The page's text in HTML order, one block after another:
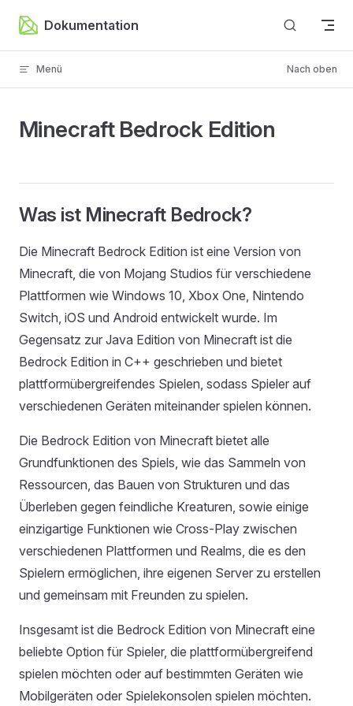
Zum Inhalt springen
Dokumentation
Menü Nach oben
Minecraft Bedrock Edition
Was ist Minecraft Bedrock?
Die Minecraft Bedrock Edition ist eine Version von
Minecraft, die von Mojang Studios für verschiedene
Plattformen wie Windows 10, Xbox One, Nintendo
Switch, iOS und Android entwickelt wurde. Im
Gegensatz zur Java Edition von Minecraft ist die
Bedrock Edition in C++ geschrieben und bietet
plattformübergreifendes Spielen, sodass Spieler auf
verschiedenen Geräten miteinander spielen können.
Die Bedrock Edition von Minecraft bietet alle
Grundfunktionen des Spiels, wie das Sammeln von
Ressourcen, das Bauen von Strukturen und das
Überleben gegen feindliche Kreaturen, sowie einige
einzigartige Funktionen wie Cross-Play zwischen
verschiedenen Plattformen und Realms, die es den
Spielern ermöglichen, ihre eigenen Server zu erstellen
und gemeinsam mit Freunden zu spielen.
Insgesamt ist die Bedrock Edition von Minecraft eine
beliebte Option für Spieler, die plattformübergreifend
spielen möchten oder auf bestimmten Geräten wie
Mobilgeräten oder Spielekonsolen spielen möchten.